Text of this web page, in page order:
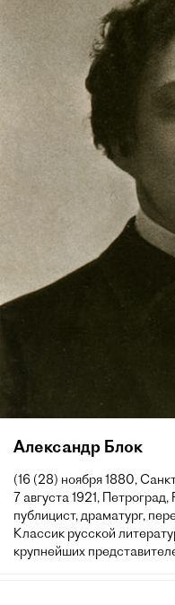
Александр Блок
(16 (28) ноября 1880,
7 августа 1921,
публицист, драматург,
Классик русской
крупнейших